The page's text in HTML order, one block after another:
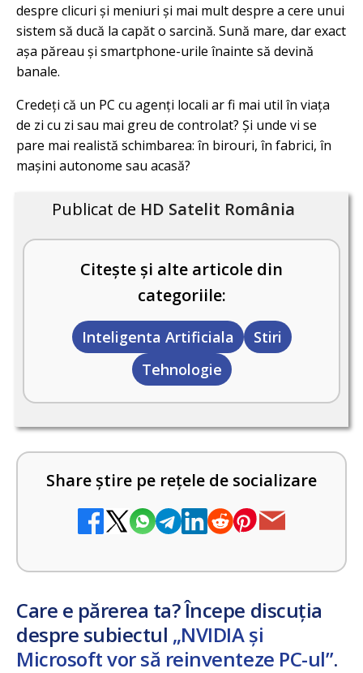
despre clicuri și meniuri și mai mult despre a cere unui
sistem să ducă la capăt o sarcină. Sună mare, dar exact
așa păreau și smartphone-urile înainte să devină
banale.
Credeți că un PC cu agenți locali ar fi mai util în viața
de zi cu zi sau mai greu de controlat? Și unde vi se
pare mai realistă schimbarea: în birouri, în fabrici, în
mașini autonome sau acasă?
Publicat de HD Satelit România
Citește și alte articole din
categoriile:
Inteligenta Artificiala
Stiri
Tehnologie
Share știre pe rețele de socializare
Care e părerea ta? Începe discuția
despre subiectul „NVIDIA și
Microsoft vor să reinventeze PC-ul”.